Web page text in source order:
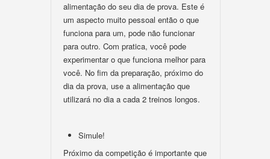
alimentação do seu dia de prova. Este é
um aspecto muito pessoal então o que
funciona para um, pode não funcionar
para outro. Com pratica, você pode
experimentar o que funciona melhor para
você. No fim da preparação, próximo do
dia da prova, use a alimentação que
utilizará no dia a cada 2 treinos longos.
Simule!
Próximo da competição é importante que